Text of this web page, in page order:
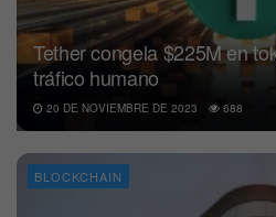
Tether congela $225M en
tráfico humano
20 DE NOVIEMBRE DE 2023 688
BLOCKCHAIN